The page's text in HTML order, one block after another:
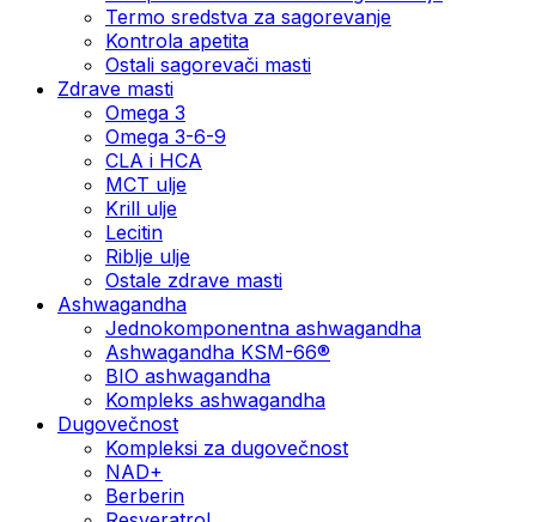
Termo sredstva za sagorevanje
Kontrola apetita
Ostali sagorevači masti
Zdrave masti
Omega 3
Omega 3-6-9
CLA i HCA
MCT ulje
Krill ulje
Lecitin
Riblje ulje
Ostale zdrave masti
Ashwagandha
Jednokomponentna ashwagandha
Ashwagandha KSM-66®
BIO ashwagandha
Kompleks ashwagandha
Dugovečnost
Kompleksi za dugovečnost
NAD+
Berberin